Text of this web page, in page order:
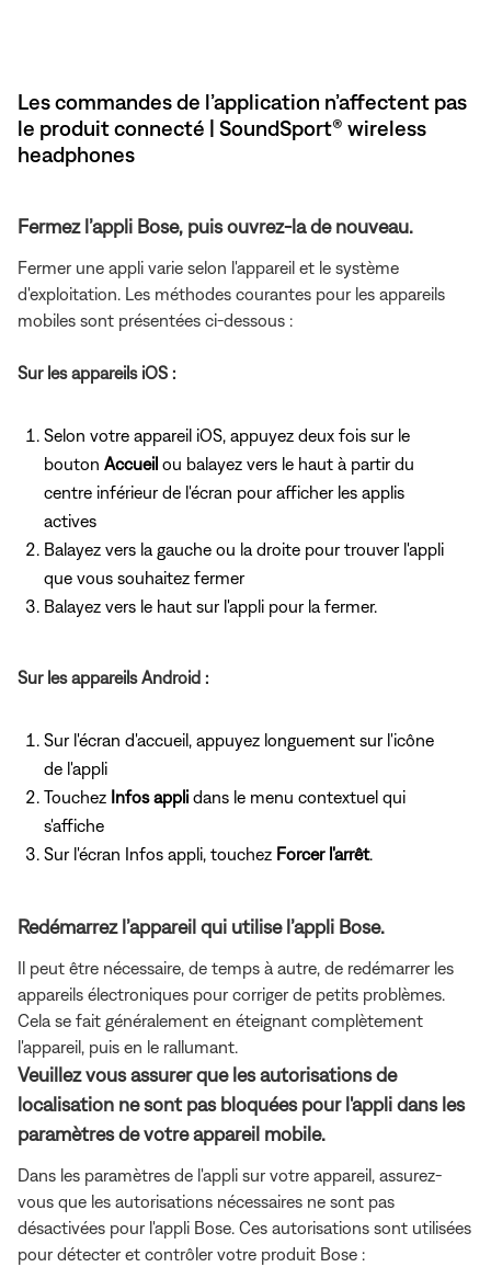
Les commandes de l’application n’affectent pas
le produit connecté | SoundSport® wireless
headphones
Fermez l’appli Bose, puis ouvrez-la de nouveau.
Fermer une appli varie selon l'appareil et le système
d'exploitation. Les méthodes courantes pour les appareils
mobiles sont présentées ci-dessous :
Sur les appareils iOS :
Selon votre appareil iOS, appuyez deux fois sur le
bouton Accueil ou balayez vers le haut à partir du
centre inférieur de l'écran pour afficher les applis
actives
Balayez vers la gauche ou la droite pour trouver l'appli
que vous souhaitez fermer
Balayez vers le haut sur l'appli pour la fermer.
Sur les appareils Android :
Sur l'écran d'accueil, appuyez longuement sur l'icône
de l'appli
Touchez Infos applidans le menu contextuel qui
s'affiche
Sur l'écran Infos appli, touchez Forcer l'arrêt.
Redémarrez l’appareil qui utilise l’appli Bose.
Il peut être nécessaire, de temps à autre, de redémarrer les
appareils électroniques pour corriger de petits problèmes.
Cela se fait généralement en éteignant complètement
l'appareil, puis en le rallumant.
Veuillez vous assurer que les autorisations de
localisation ne sont pas bloquées pour l'appli dans les
paramètres de votre appareil mobile.
Dans les paramètres de l'appli sur votre appareil, assurez-
vous que les autorisations nécessaires ne sont pas
désactivées pour l'appli Bose. Ces autorisations sont utilisées
pour détecter et contrôler votre produit Bose :